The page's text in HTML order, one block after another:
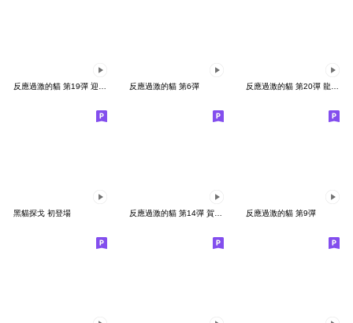
反應過激的貓 第6彈
黑貓探戈 初登場 反應過激的貓 第9彈